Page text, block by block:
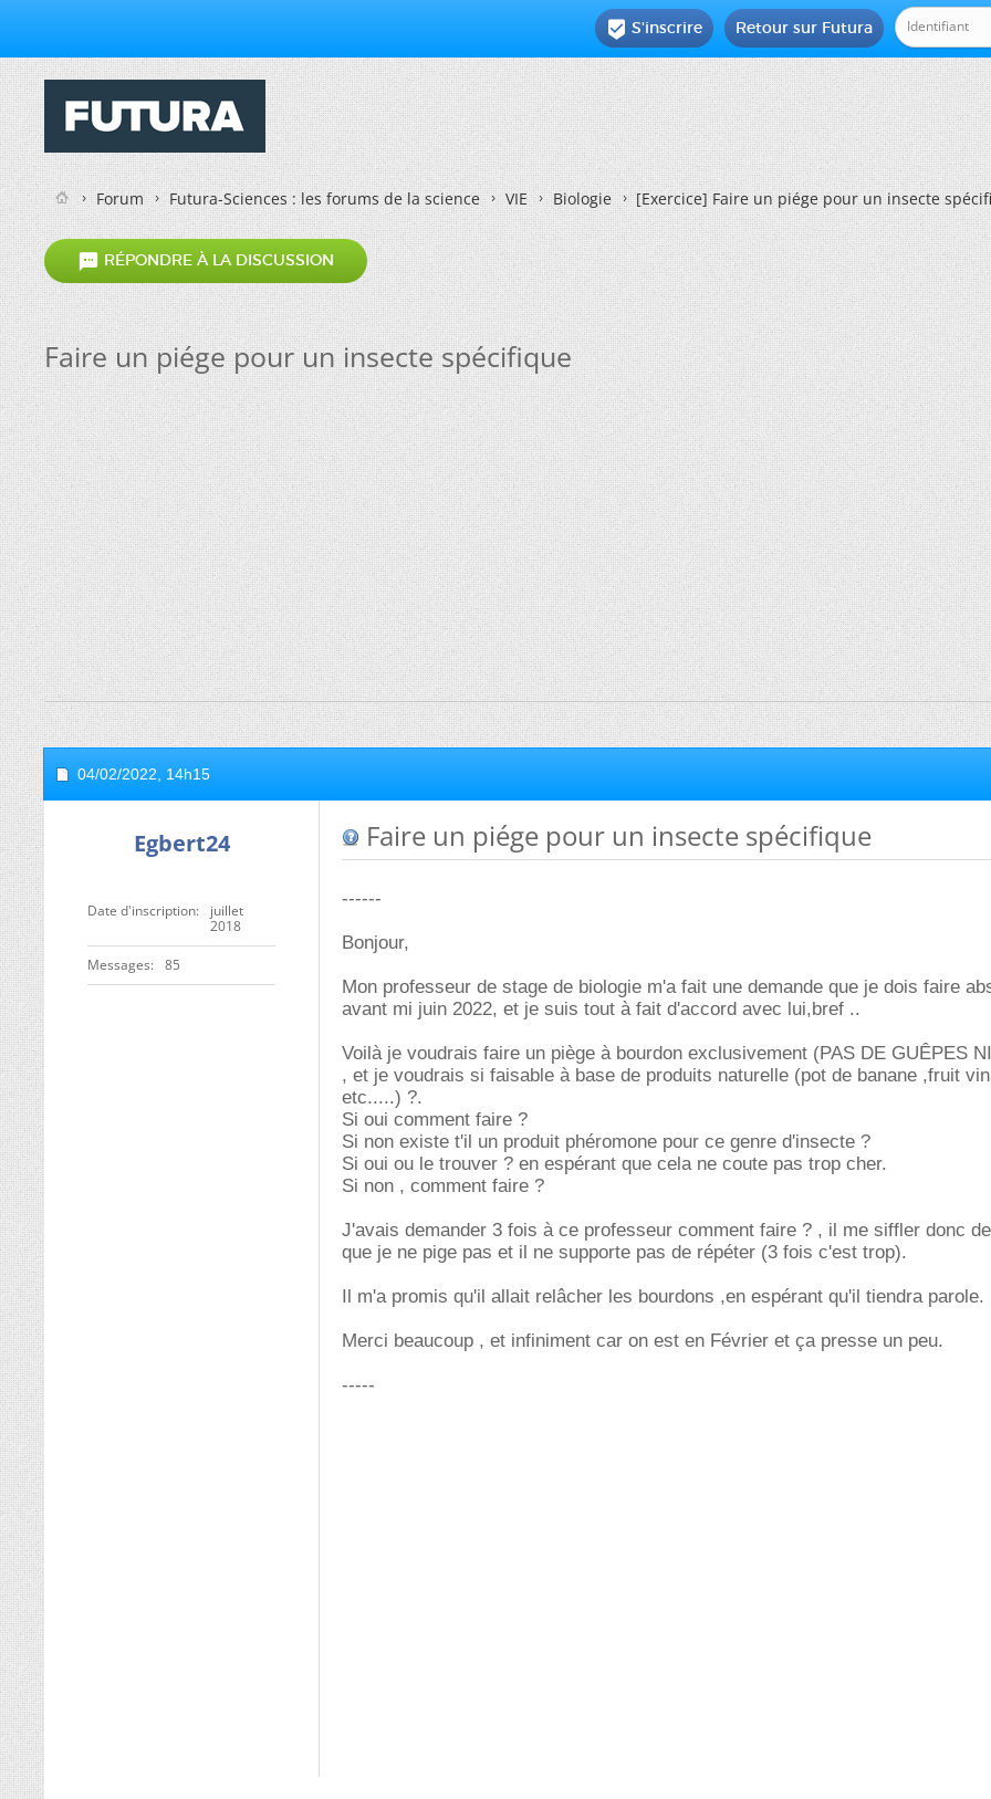
Retour sur Futura
 S'inscrire
Forum Futura-Sciences : les forums de la science VIE Biologie [Exercice]Faire un piége pour un insecte
 RÉPONDRE À LA DISCUSSION
Faire un piége pour un insecte spécifique
04/02/2022, 14h15
Egbert24
Date d'inscription
juillet
2018
Messages 85
Faire un piége pour un insecte spécifique
------
Bonjour,
Mon professeur de stage de biologie m'a fait une demande que je dois faire
avant mi juin 2022, et je suis tout à fait d'accord avec lui,bref ..
Voilà je voudrais faire un piège à bourdon exclusivement (PAS DE GUÊPES
, et je voudrais si faisable à base de produits naturelle (pot de banane ,fruit
etc.....) ?.
Si oui comment faire ?
Si non existe t'il un produit phéromone pour ce genre d'insecte ?
Si oui ou le trouver ? en espérant que cela ne coute pas trop cher.
Si non , comment faire ?
J'avais demander 3 fois à ce professeur comment faire ? , il me siffler donc
que je ne pige pas et il ne supporte pas de répéter (3 fois c'est trop).
Il m'a promis qu'il allait relâcher les bourdons ,en espérant qu'il tiendra parole.
Merci beaucoup , et infiniment car on est en Février et ça presse un peu.
-----